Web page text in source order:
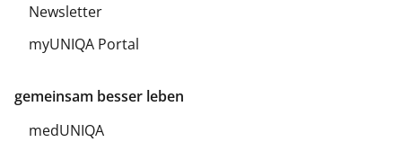
Newsletter
myUNIQA Portal
gemeinsam besser leben
medUNIQA